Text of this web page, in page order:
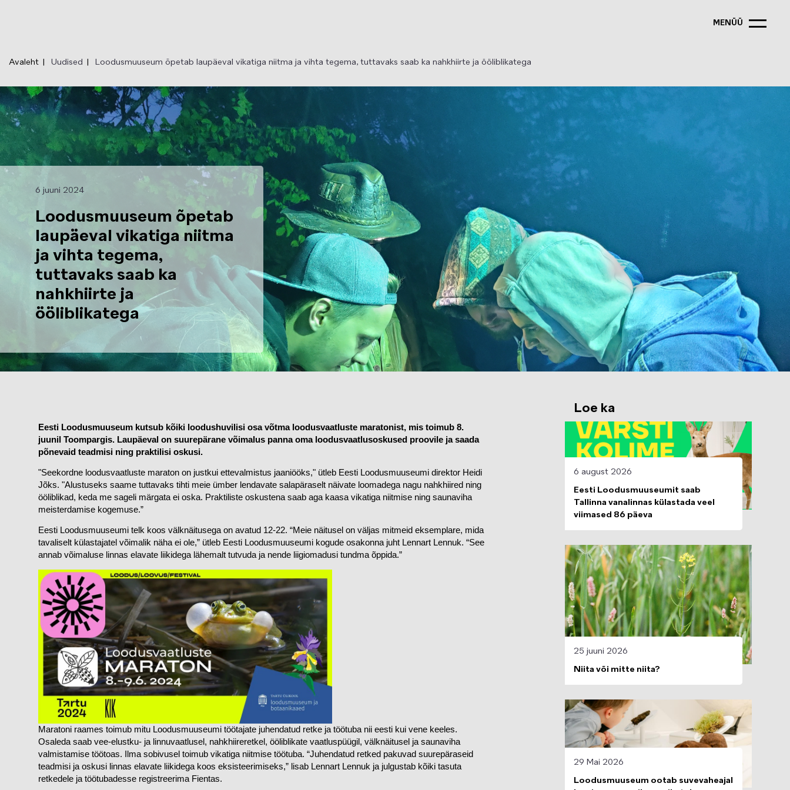
MENÜÜ
Avaleht Uudised Loodusmuuseum õpetab laupäeval vikatiga niitma ja vihta tegema, tuttavaks saab ka nahkhiirte ja ööliblikatega
6 juuni 2024
Loodusmuuseum õpetab
laupäeval vikatiga niitma
ja vihta tegema,
tuttavaks saab ka
nahkhiirte ja
ööliblikatega
Eesti Loodusmuuseum kutsub kõiki loodushuvilisi osa võtma loodusvaatluste maratonist, mis toimub 8.
juunil Toompargis. Laupäeval on suurepärane võimalus panna oma loodusvaatlusoskused proovile ja saada
põnevaid teadmisi ning praktilisi oskusi.
"Seekordne loodusvaatluste maraton on justkui ettevalmistus jaaniööks," ütleb Eesti Loodusmuuseumi direktor Heidi
Jõks. "Alustuseks saame tuttavaks tihti meie ümber lendavate salapäraselt näivate loomadega nagu nahkhiired ning
ööliblikad, keda me sageli märgata ei oska. Praktiliste oskustena saab aga kaasa vikatiga niitmise ning saunaviha
meisterdamise kogemuse.”
Eesti Loodusmuuseumi telk koos välknäitusega on avatud 12-22. “Meie näitusel on väljas mitmeid eksemplare, mida
tavaliselt külastajatel võimalik näha ei ole,” ütleb Eesti Loodusmuuseumi kogude osakonna juht Lennart Lennuk. “See
annab võimaluse linnas elavate liikidega lähemalt tutvuda ja nende liigiomadusi tundma õppida.”
Image
Maratoni raames toimub mitu Loodusmuuseumi töötajate juhendatud retke ja töötuba nii eesti kui vene keeles.
Osaleda saab vee-elustku- ja linnuvaatlusel, nahkhiireretkel, ööliblikate vaatluspüügil, välknäitusel ja saunaviha
valmistamise töötoas. Ilma sobivusel toimub vikatiga niitmise töötuba. “Juhendatud retked pakuvad suurepäraseid
teadmisi ja oskusi linnas elavate liikidega koos eksisteerimiseks,” lisab Lennart Lennuk ja julgustab kõiki tasuta
retkedele ja töötubadesse registreerima Fientas.
Loe ka
Image
6 august 2026
Eesti Loodusmuuseumit saab
Tallinna vanalinnas külastada veel
viimased 86 päeva
Image
25 juuni 2026
Niita või mitte niita?
Image
29 Mai 2026
Loodusmuuseum ootab suvevaheajal